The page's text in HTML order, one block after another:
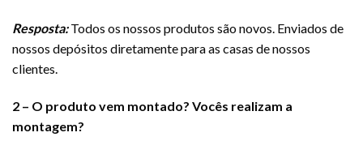
Resposta:Todos os nossos produtos são novos. Enviados de
nossos depósitos diretamente para as casas de nossos
clientes.
2 – O produto vem montado? Vocês realizam a
montagem?